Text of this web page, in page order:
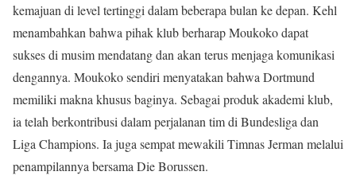
kemajuan di level tertinggi dalam beberapa bulan ke depan. Kehl
menambahkan bahwa pihak klub berharap Moukoko dapat
sukses di musim mendatang dan akan terus menjaga komunikasi
dengannya. Moukoko sendiri menyatakan bahwa Dortmund
memiliki makna khusus baginya. Sebagai produk akademi klub,
ia telah berkontribusi dalam perjalanan tim di Bundesliga dan
Liga Champions. Ia juga sempat mewakili Timnas Jerman melalui
penampilannya bersama Die Borussen.